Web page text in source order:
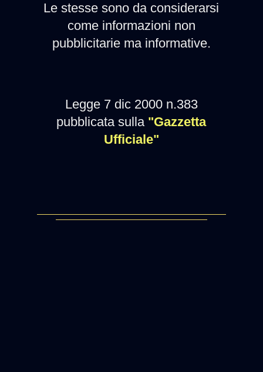
Le stesse sono da considerarsi
come informazioni non
pubblicitarie ma informative.
Legge 7 dic 2000 n.383
pubblicata sulla "Gazzetta
Ufficiale"